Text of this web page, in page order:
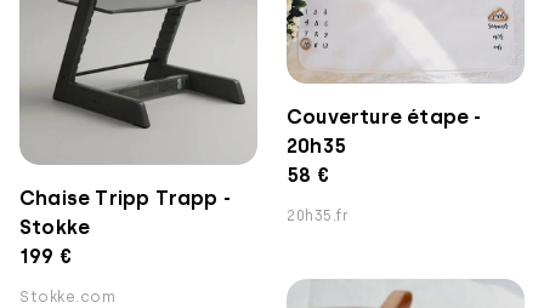
Chaise Tripp Trapp -
Stokke
199 €
Stokke.com
Couverture étape -
20h35
58 €
20h35.fr